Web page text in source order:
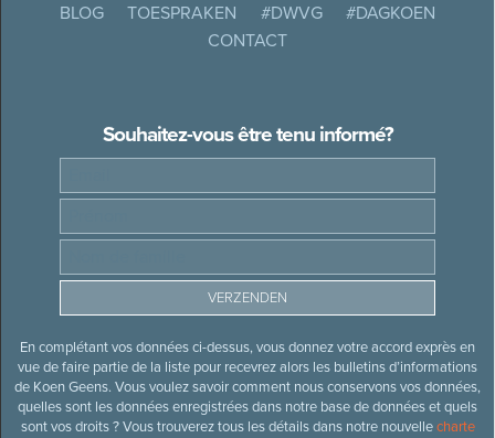
BLOG
TOESPRAKEN #DWVG
#DAGKOEN
CONTACT
Souhaitez-vous être tenu informé?
En complétant vos données ci-dessus, vous donnez votre accord exprès en
vue de faire partie de la liste pour recevrez alors les bulletins d’informations
de Koen Geens. Vous voulez savoir comment nous conservons vos données,
quelles sont les données enregistrées dans notre base de données et quels
sont vos droits ? Vous trouverez tous les détails dans notre nouvellecharte